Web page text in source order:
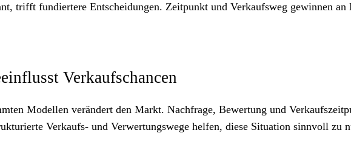
trifft fundiertere Entscheidungen. Zeitpunkt und Verkaufsweg gewinnen an
Verkaufschancen
Modellen verändert den Markt. Nachfrage, Bewertung und
Verkaufs- und Verwertungswege helfen, diese Situation sinnvoll zu